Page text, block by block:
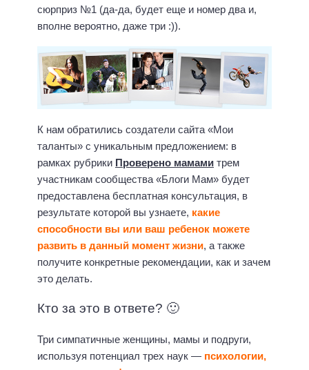
сюрприз №1 (да-да, будет еще и номер два и,
вполне вероятно, даже три :)).
К нам обратились создатели сайта «Мои
таланты» с уникальным предложением: в
рамках рубрики Проверено мамами трем
участникам сообщества «Блоги Мам» будет
предоставлена бесплатная консультация, в
результате которой вы узнаете, какие
способности вы или ваш ребенок можете
развить в данный момент жизни, а также
получите конкретные рекомендации, как и зачем
это делать.
Кто за это в ответе? 🙂
Три симпатичные женщины, мамы и подруги,
используя потенциал трех наук — психологии,